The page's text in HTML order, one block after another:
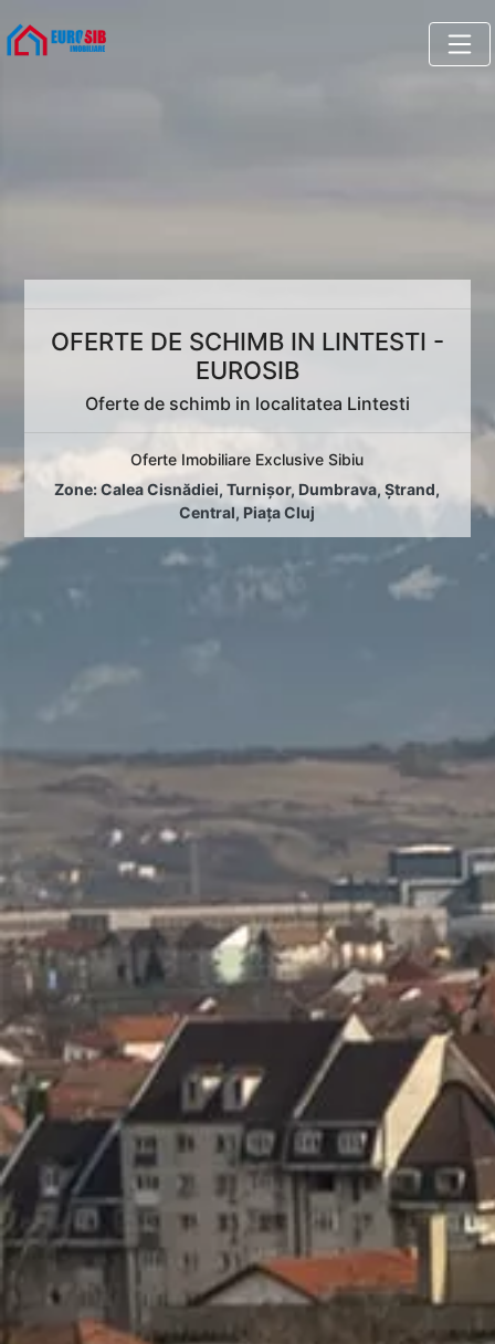
OFERTE DE SCHIMB IN LINTESTI -
EUROSIB
Oferte de schimb in localitatea Lintesti
Oferte Imobiliare Exclusive Sibiu
Zone:Calea Cisnădiei,Turnișor, Dumbrava,Ștrand,
Central,Piața Cluj